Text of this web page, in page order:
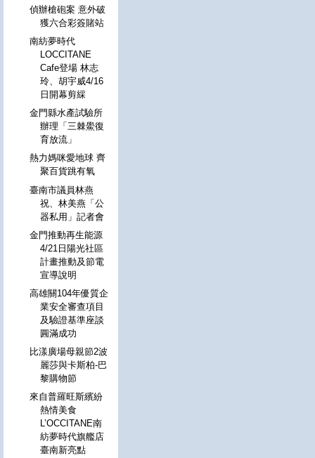
偵辦槍砲案 意外破
獲六合彩簽賭站
南紡夢時代
LOCCITANE
Cafe登場 林志
玲、胡宇威4/16
日開幕剪綵
金門縣水產試驗所
辦理「三棘鱟復
育放流」
熱力媽咪愛地球 齊
聚百貨跳有氧
臺南市議員林燕
祝、林美燕「公
器私用」記者會
金門推動再生能源
4/21日陽光社區
計畫推動及節電
宣導說明
高雄關104年優質企
業安全審查項目
及驗證基準座談
圓滿成功
比漾廣場母親節2波
麗莎與卡斯柏-巴
黎購物節
來自普羅旺斯繽紛
熱情美食
L’OCCITANE南
紡夢時代旗艦店
臺南新亮點